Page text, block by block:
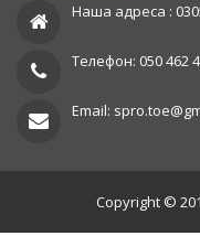
Наша адреса :
Телефон: 050 462
Email:
Copyright ©